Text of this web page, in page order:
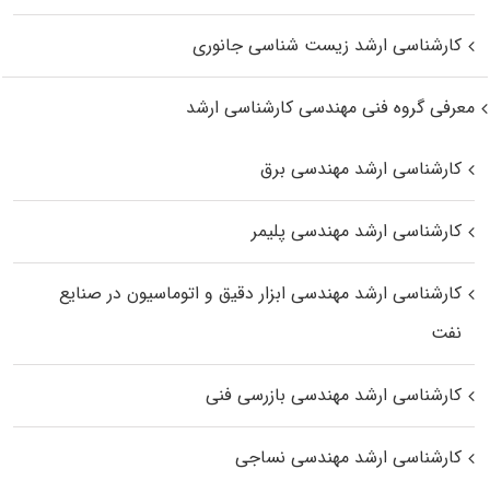
کارشناسی ارشد زیست‌ شناسی جانوری
معرفی گروه فنی مهندسی کارشناسی ارشد
کارشناسی ارشد مهندسی برق
کارشناسی ارشد مهندسی پلیمر
کارشناسی ارشد مهندسی ابزار دقیق و اتوماسیون در صنایع
نفت
کارشناسی ارشد مهندسی بازرسی فنی
کارشناسی ارشد مهندسی نساجی